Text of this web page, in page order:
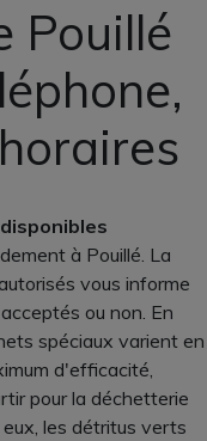
Pouillé
à Pouillé. La
vous informe
ou non. En
spéciaux varient en
d'efficacité,
pour la déchetterie
les détritus verts